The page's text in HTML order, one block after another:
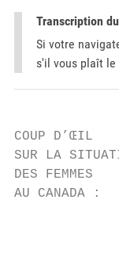
Transcription
Si votre
s'il vous plaît le
COUP D’ŒIL
SUR LA
DES FEMMES
AU CANADA :